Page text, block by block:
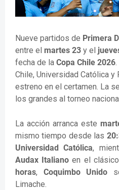
Nueve partidos de Primera
entre el martes 23 y el
fecha de la Copa Chile 2026
Chile, Universidad Católica y
estreno en el certamen. La
los grandes al torneo
La acción arranca este
mismo tiempo desde las
Universidad Católica,
Audax Italiano en el
horas, Coquimbo Unido
Limache.